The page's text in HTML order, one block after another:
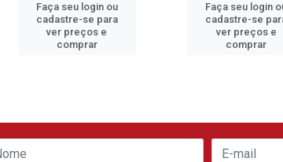
Faça seu login ou
cadastre-se para
ver preços e
comprar
Faça seu login
cadastre-se
ver preços e
comprar